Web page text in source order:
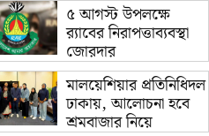
৫ আগস্ট উপলক্ষে
র‌্যাবের নিরাপত্তাব্যবস্থা
জোরদার
মালয়েশিয়ার প্রতিনিধিদল
ঢাকায়, আলোচনা হবে
শ্রমবাজার নিয়ে